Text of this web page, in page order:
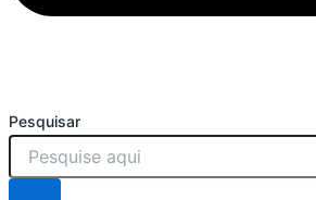
Pesquisar